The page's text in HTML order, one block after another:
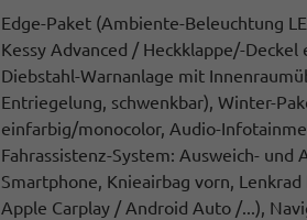
Edge-Paket (Ambiente-Beleuchtung
Kessy Advanced / Heckklappe/-
Diebstahl-Warnanlage mit
Entriegelung, schwenkbar), Winter-
einfarbig/monocolor, Audio-
Fahrassistenz-System: Ausweich-
Smartphone, Knieairbag vorn,
Apple Carplay / Android Auto /...),